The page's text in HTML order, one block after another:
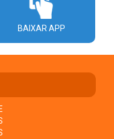
BAIXAR APP